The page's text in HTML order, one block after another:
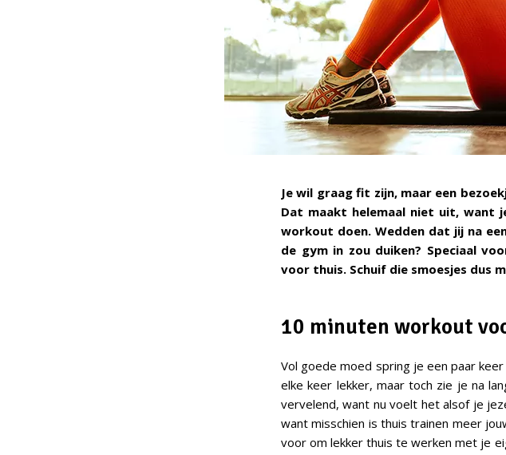
Je wil graag fit zijn, maar een
Dat maakt helemaal niet uit, want
workout doen. Wedden dat jij na
de gym in zou duiken? Speciaal
voor thuis. Schuif die smoesjes dus
10 minuten workout
Vol goede moed spring je een paar
elke keer lekker, maar toch zie je na
vervelend, want nu voelt het alsof je
want misschien is thuis trainen meer
voor om lekker thuis te werken met je